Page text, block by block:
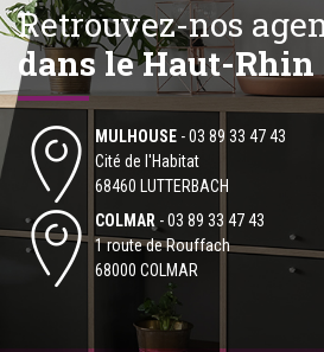
Retrouvez-nos
dans le Haut-Rhin
MULHOUSE -03 89 33 47 43
Cité de l'Habitat
68460 LUTTERBACH
COLMAR -03 89 33 47 43
1 route de Rouffach
68000 COLMAR